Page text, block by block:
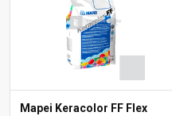
Mapei Keracolor FF Flex